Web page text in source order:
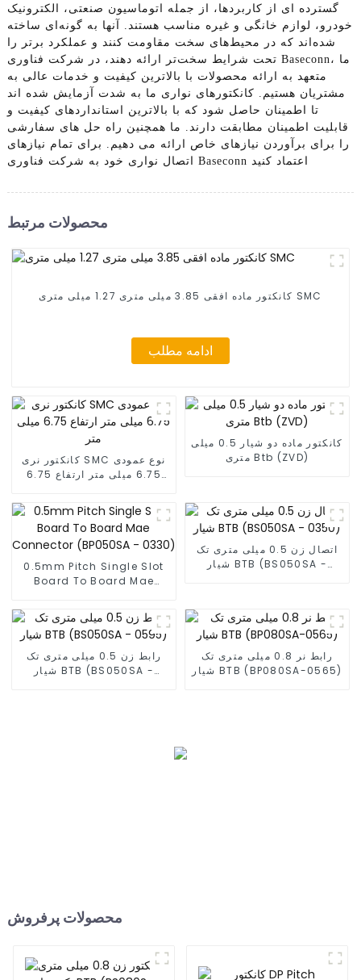
گسترده ای از کاربردها، از جمله اتوماسیون صنعتی، الکترونیک
خودرو، لوازم خانگی و غیره مناسب هستند. آنها به گونه‌ای ساخته
شده‌اند که در محیط‌های سخت مقاومت کنند و عملکرد برتر را
تحت شرایط سخت‌تر ارائه دهند، در شرکت فناوری Baseconn، ما
متعهد به ارائه محصولات با بالاترین کیفیت و خدمات عالی به
مشتریان هستیم. کانکتورهای نواری ما به شدت آزمایش شده اند
تا اطمینان حاصل شود که با بالاترین استانداردهای کیفیت و
قابلیت اطمینان مطابقت دارند. ما همچنین راه حل های سفارشی
را برای برآوردن نیازهای خاص ارائه می دهیم. برای تمام نیازهای
اتصال نواری خود به شرکت فناوری Baseconn اعتماد کنید
محصولات مرتبط
کانکتور ماده افقی 3.85 میلی متری 1.27 میلی متری SMC
ادامه مطلب
کانکتور نری SMC نوع عمودی
6.75 میلی متر ارتفاع 6.75
کانکتور ماده دو شیار 0.5 میلی
متری Btb (ZVD)
0.5mm Pitch Single Slot
Board To Board Mae
0330)
اتصال زن 0.5 میلی متری تک
شیار BTB (BS050SA -
رابط زن 0.5 میلی متری تک
شیار BTB (BS050SA -
رابط نر 0.8 میلی متری تک
شیار BTB (BP080SA-0565)
محصولات پرفروش